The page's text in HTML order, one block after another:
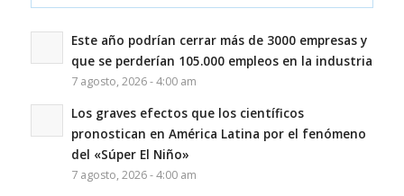
Este año podrían cerrar más de 3000 empresas y
que se perderían 105.000 empleos en la industria
7 agosto, 2026 - 4:00 am
Los graves efectos que los científicos
pronostican en América Latina por el fenómeno
del «Súper El Niño»
7 agosto, 2026 - 4:00 am